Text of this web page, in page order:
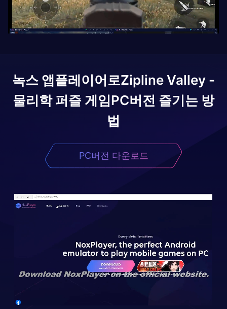
녹스 앱플레이어로Zipline Valley -
물리학 퍼즐 게임PC버전 즐기는 방
법
PC버전 다운로드